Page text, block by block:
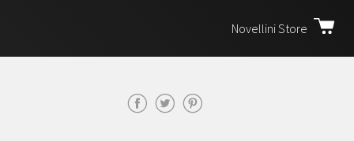
Novellini Store